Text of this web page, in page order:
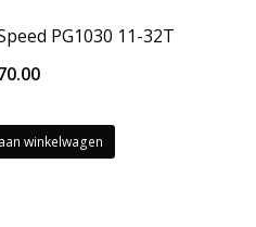
PG1030 11-32T
winkelwagen